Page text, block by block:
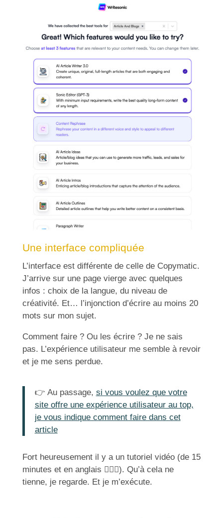
Une interface compliquée
L’interface est différente de celle de Copymatic.
J’arrive sur une page vierge avec quelques
infos : choix de la langue, du niveau de
créativité. Et… l’injonction d’écrire au moins 20
mots sur mon sujet.
Comment faire ? Ou les écrire ? Je ne sais
pas. L’expérience utilisateur me semble à revoir
et je me sens perdue.
👉 Au passage, si vous voulez que votre
site offre une expérience utilisateur au top,
je vous indique comment faire dans cet
article
Fort heureusement il y a un tutoriel vidéo (de 15
minutes et en anglais 🤦🏻‍♀️). Qu’à cela ne
tienne, je regarde. Et je m’exécute.